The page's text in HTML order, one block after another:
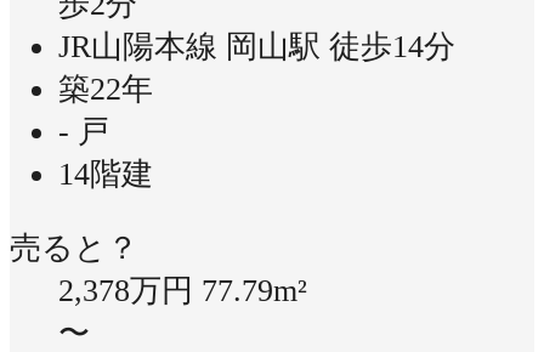
JR山陽本線 岡山駅 徒歩14分
築22年
- 戸
14階建
売ると？
2,378万円 77.79m²
〜